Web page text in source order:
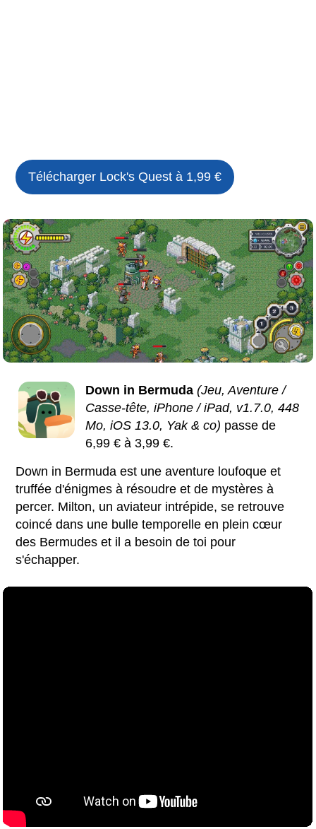
Télécharger Lock's Quest à 1,99 €
Down in Bermuda (Jeu, Aventure /
Casse-tête, iPhone / iPad, v1.7.0, 448
Mo, iOS 13.0, Yak & co) passe de
6,99 € à 3,99 €.
Down in Bermuda est une aventure loufoque et
truffée d'énigmes à résoudre et de mystères à
percer. Milton, un aviateur intrépide, se retrouve
coincé dans une bulle temporelle en plein cœur
des Bermudes et il a besoin de toi pour
s'échapper.